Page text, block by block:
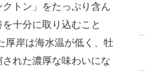
トン」をたっぷり含ん
十分に取り込むこと
厚岸は海水温が低く、牡
れた濃厚な味わいにな